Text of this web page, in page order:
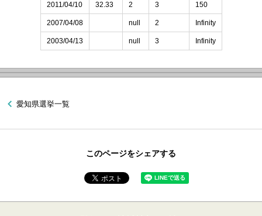
2011/04/10 32.33 2 3 150
2007/04/08 null 2 Infinity
2003/04/13 null 3 Infinity
愛知県選挙一覧
このページをシェアする